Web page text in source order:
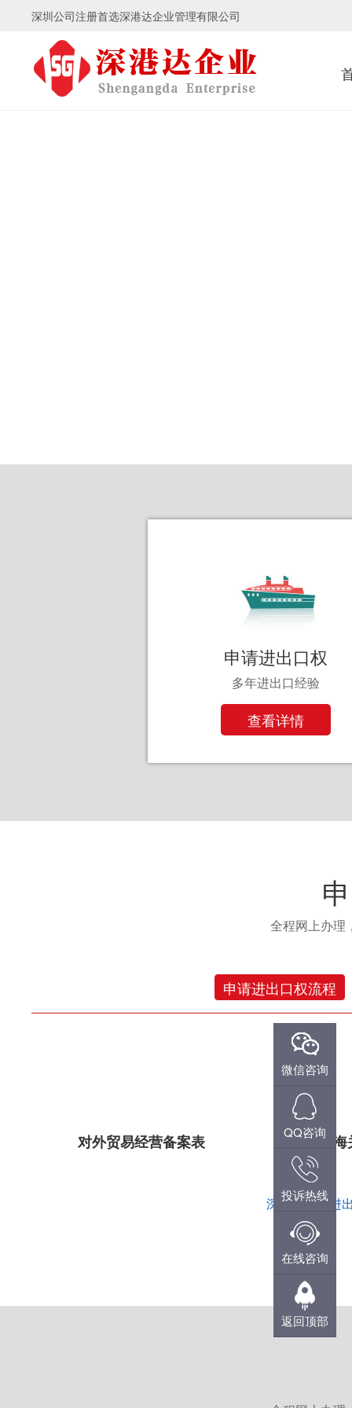
深圳公司注册首选深港达企业管理有限公司
申请进出口权
多年进出口经验
查看详情
全程网上办理
申请进出口权流程
对外贸易经营备案表
深港达申请进
微信咨询
QQ咨询
投诉热线
在线咨询
返回顶部